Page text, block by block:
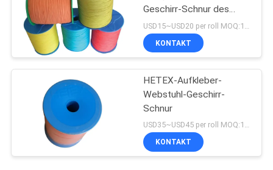
KONTAKT
MIT
UNS
NEUIGKEITEN
BITTE UM
EIN
Geschirr-Schnur des
Qualitäts-
kundenspezifische
Farbantistaub-H-TEX
KONTAKT
HETEX-Aufkleber-
Webstuhl-Geschirr-
Schnur
USD35~USD45 per roll MOQ:18 Rolls
KONTAKT